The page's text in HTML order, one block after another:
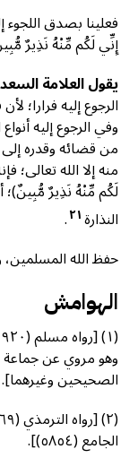
فعلينا بصدق اللجوء
إِنِّي لَكُم مِّنْهُ نَذِيرٌ
يقول العلامة
الرجوع إليه فرارا؛
وفي الرجوع إليه
من قضائه وقدره
منه إلا الله تعالى؛
لَكُم مِّنْهُ نَذِيرٌ
النذارة٢١.
حفظ الله المسلمين،
الهوامش
وهو مروي عن جماعة
الصحيحين وغيرهما].
الجامع (٥٨٥٤)].